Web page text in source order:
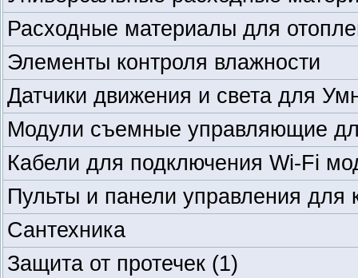
Расходные материалы для
Элементы контроля влажности
Датчики движения и света для
Модули съемные управляющие
Кабели для подключения Wi-Fi
Пульты и панели управления для
Сантехника
Защита от протечек (1)